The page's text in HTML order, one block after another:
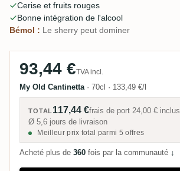
à boire », d'autres ont simplement
cerise-sherry.
Cerise et fruits rouges
Bonne intégration de l'alcool
Bémol : Le sherry peut dominer
93,44 €TVA incl.
My Old Cantinetta · 70cl · 133,49 €/l
TOTAL 117,44 €frais de port24,00 € inclus
Ø 5,6 jours de livraison
Meilleur prix total parmi 5 offres
Acheté plus de 360 fois par la communauté ↓